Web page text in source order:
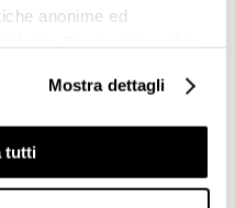
anonime ed
sono utilizzati, solo
le tue abitudini di
pubblicitari mirati, in
Mostra dettagli
tutti